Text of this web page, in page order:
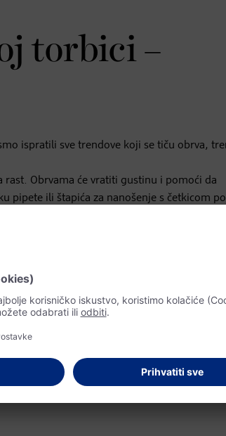
torbici –
ispratili sve trendove koji se tiču obrva,
Obrvama će vratiti gustinu i pomoći da
pipete ili štapića za nanošenje s četkicom
neželjene efekte poput svraba u očima,
te će tako ojačati korijen dlake ali
dlaku i pružiti joj vitalnost i blistavsti.
ricinusovom ulju. Serum jača i
bazirana je na čistoj prirodnoj kozmetici, a